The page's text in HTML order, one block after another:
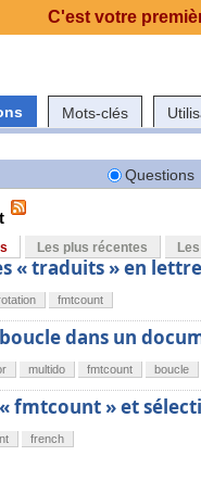
Mots-clés
Questions
Les plus récentes
« traduits » en
fmtcount
dans un
multido fmtcount boucle
fmtcount » et
french
C'est votre